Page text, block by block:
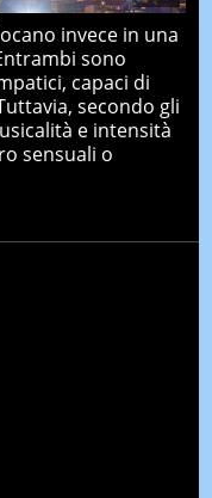
invece in una
sono
capaci di
secondo gli
e intensità
sensuali o